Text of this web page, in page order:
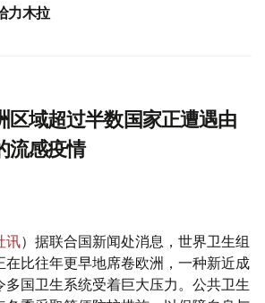
力木拉
区域超过半数国家正遭遇由
流感疫情
讯）据联合国新闻处消息，世界卫生组
在比往年更早地席卷欧洲，一种新近成
多国卫生系统受着巨大压力。公共卫生